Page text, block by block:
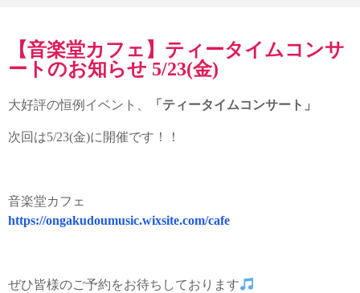
【音楽堂カフェ】ティータイムコンサ
ートのお知らせ 5/23(金)
大好評の恒例イベント、 「ティータイムコンサート」
次回は5/23(金)に開催です！！
音楽堂カフェ
https://ongakudoumusic.wixsite.com/cafe
ぜひ皆様のご予約をお待ちしております